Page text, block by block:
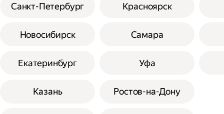
Санкт-Петербург
Новосибирск
Екатеринбург
Казань
Красноярск
Самара
Уфа
Ростов-на-Дону